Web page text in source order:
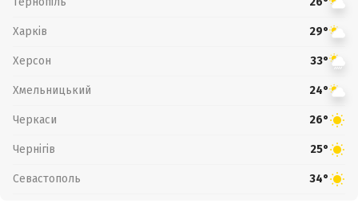
Харків 29°
Херсон 33°
Хмельницький 24°
Черкаси 26°
Чернігів 25°
Севастополь 34°